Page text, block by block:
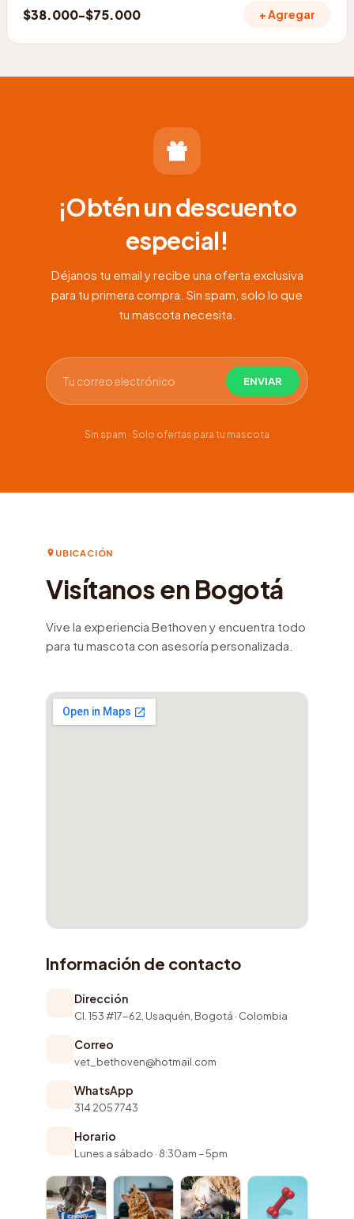
$38.000-$75.000
Rango
de
+ Agregar
¡Obtén un descuento
especial!
Déjanos tu email y recibe una oferta exclusiva
para tu primera compra. Sin spam, solo lo que
tu mascota necesita.
Sin spam · Solo ofertas para tu mascota
UBICACIÓN
Visítanos en Bogotá
Vive la experiencia Bethoven y encuentra todo
para tu mascota con asesoría personalizada.
Información de contacto
Dirección
Cl. 153 #17-62, Usaquén, Bogotá · Colombia
Correo
vet_bethoven@hotmail.com
WhatsApp
314 205 7743
Horario
Lunes a sábado · 8:30am – 5pm